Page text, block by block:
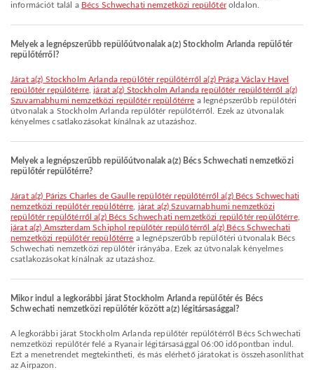
információt talál a Bécs Schwechati nemzetközi repülőtéroldalon.
Melyek a legnépszerűbb repülőútvonalak a(z) Stockholm Arlanda repülőtér
repülőtérről?
járat a(z) Stockholm Arlanda repülőtér repülőtérről a(z) Prága Václav Havel
repülőtér repülőtérre,járat a(z) Stockholm Arlanda repülőtér repülőtérről a(z)
Szuvarnabhumi nemzetközi repülőtér repülőtérre a legnépszerűbb repülőtéri
útvonalak a Stockholm Arlanda repülőtér repülőtérről. Ezek az útvonalak
kényelmes csatlakozásokat kínálnak az utazáshoz.
Melyek a legnépszerűbb repülőútvonalak a(z) Bécs Schwechati nemzetközi
repülőtér repülőtérre?
járat a(z) Párizs Charles de Gaulle repülőtér repülőtérről a(z) Bécs Schwechati
nemzetközi repülőtér repülőtérre járat a(z) Szuvarnabhumi nemzetközi
repülőtér repülőtérről a(z) Bécs Schwechati nemzetközi repülőtér repülőtérre,
járat a(z) Amszterdam Schiphol repülőtér repülőtérről a(z) Bécs Schwechati
nemzetközi repülőtér repülőtérre a legnépszerűbb repülőtéri útvonalak Bécs
Schwechati nemzetközi repülőtér irányába. Ezek az útvonalak kényelmes
csatlakozásokat kínálnak az utazáshoz.
Mikor indul a legkorábbi járat Stockholm Arlanda repülőtér és Bécs
Schwechati nemzetközi repülőtér között a(z) légitársasággal?
A legkorábbi járat Stockholm Arlanda repülőtér repülőtérről Bécs Schwechati
nemzetközi repülőtér felé a Ryanair légitársasággal 06:00 időpontban indul.
Ezt a menetrendet megtekintheti, és más elérhető járatokat is összehasonlíthat
az Airpazon.